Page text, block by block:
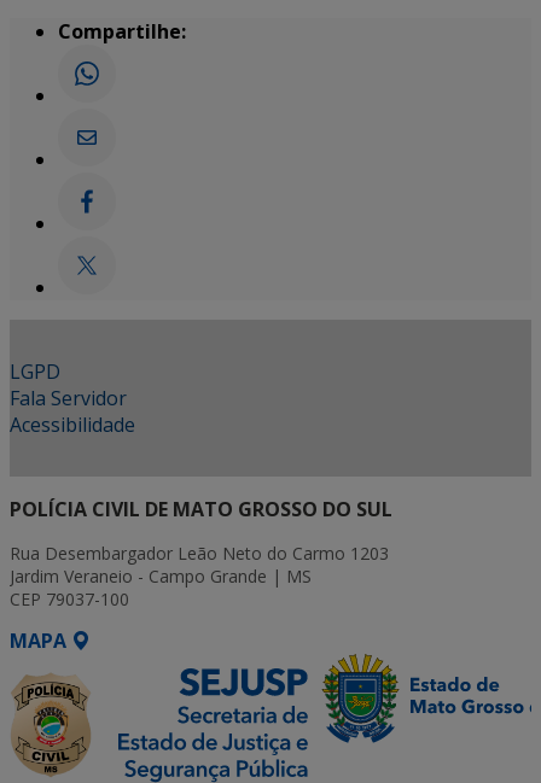
Compartilhe:
LGPD
Fala Servidor
Acessibilidade
POLÍCIA CIVIL DE MATO GROSSO DO SUL
Rua Desembargador Leão Neto do Carmo 1203
Jardim Veraneio - Campo Grande | MS
CEP 79037-100
MAPA